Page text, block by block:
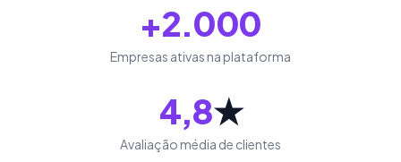
+2.000
Empresas ativas na plataforma
4,8★
Avaliação média de clientes